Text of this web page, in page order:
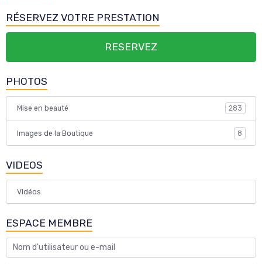
RÉSERVEZ VOTRE PRESTATION
RESERVEZ
PHOTOS
Mise en beauté 283
Images de la Boutique 8
VIDEOS
Vidéos
ESPACE MEMBRE